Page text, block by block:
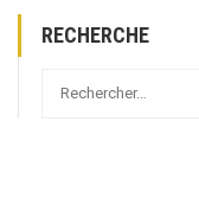
RECHERCHE